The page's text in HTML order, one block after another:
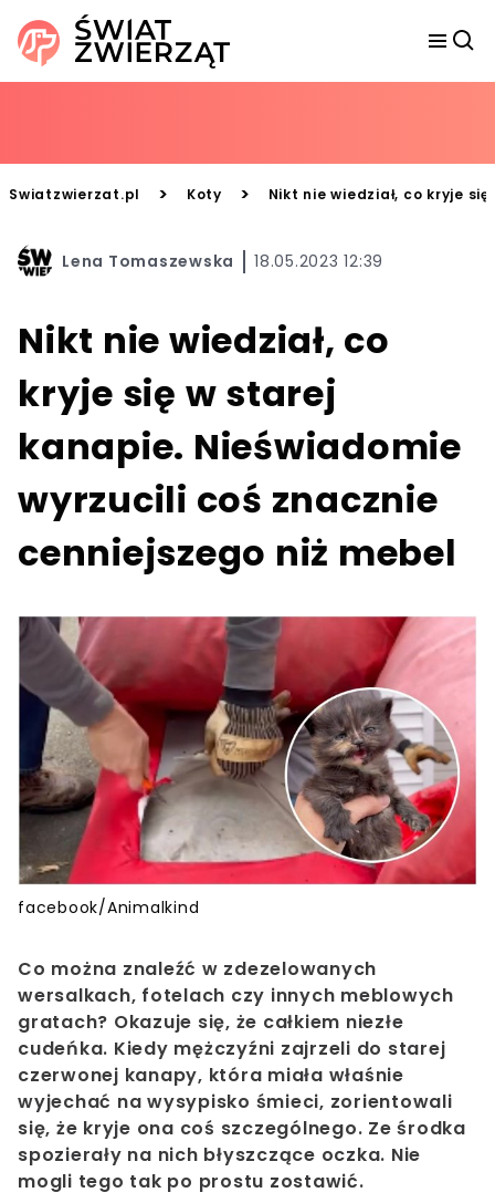
Swiatzwierzat.pl > Koty > Nikt nie wiedział, co kryje
Lena Tomaszewska 18.05.2023 12:39
Nikt nie wiedział, co
kryje się w starej
kanapie. Nieświadomie
wyrzucili coś znacznie
cenniejszego niż mebel
facebook/Animalkind
Co można znaleźć w zdezelowanych
wersalkach, fotelach czy innych meblowych
gratach? Okazuje się, że całkiem niezłe
cudeńka. Kiedy mężczyźni zajrzeli do starej
czerwonej kanapy, która miała właśnie
wyjechać na wysypisko śmieci, zorientowali
się, że kryje ona coś szczególnego. Ze środka
spozierały na nich błyszczące oczka. Nie
mogli tego tak po prostu zostawić.